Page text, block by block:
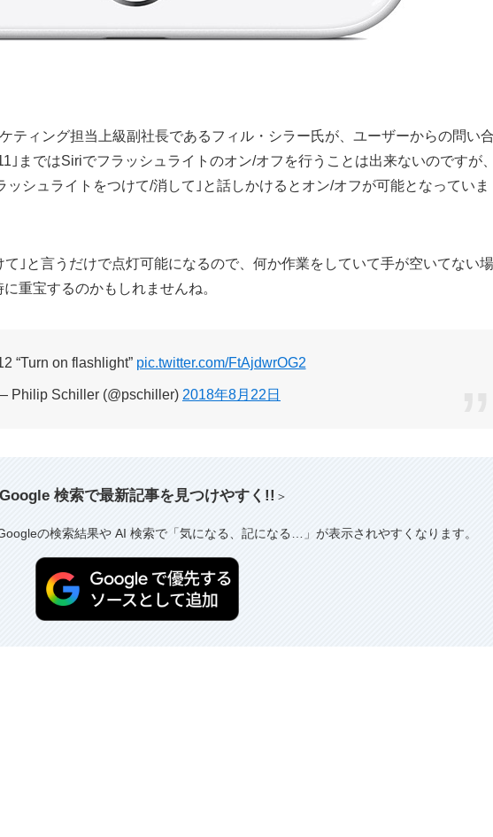
ティング担当上級副社長であるフィル・シラー氏が、ユーザーからの問い
｣まではSiriでフラッシュライトのオン/オフを行うことは出来ないのですが
ッシュライトをつけて/消して｣と話しかけるとオン/オフが可能となっていま
｣と言うだけで点灯可能になるので、何か作業をしていて手が空いてない場
重宝するのかもしれませんね。
“Turn on flashlight” pic.twitter.com/FtAjdwrOG2
Philip Schiller (@pschiller) 2018年8月22日
Google 検索で最新記事を見つけやすく!! ＞
の検索結果や AI 検索で「気になる、記になる…」が表示されやすくなります。